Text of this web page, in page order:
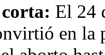
El 24
en la